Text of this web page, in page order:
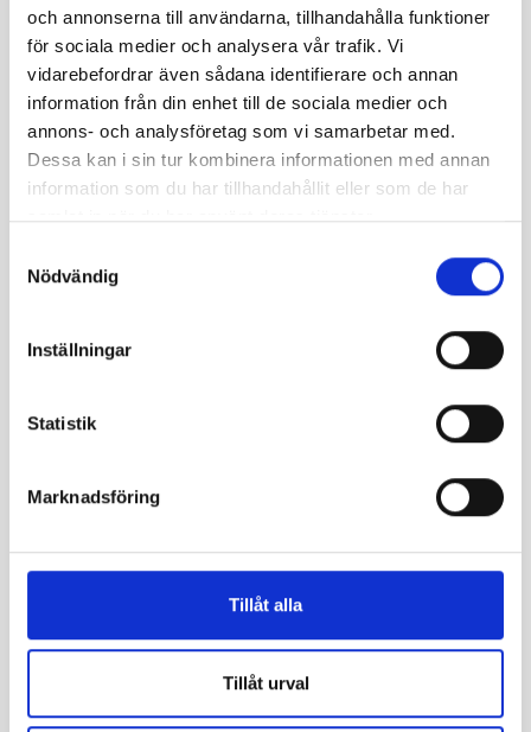
och annonserna till användarna, tillhandahålla funktioner
för sociala medier och analysera vår trafik. Vi
vidarebefordrar även sådana identifierare och annan
information från din enhet till de sociala medier och
annons- och analysföretag som vi samarbetar med.
Dessa kan i sin tur kombinera informationen med annan
information som du har tillhandahållit eller som de har
samlat in när du har använt deras tjänster.
Nödvändig
Inställningar
Statistik
Marknadsföring
Tillåt alla
Tillåt urval
Contact info
+46 70-586 63 56
Externa länkar
Ängesdal
Öppettider:varje dag mellan kl. 11:00-17:00
+